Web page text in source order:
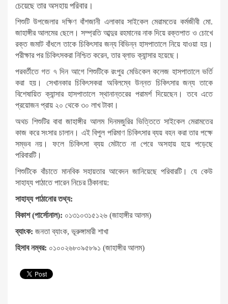
চেয়েছে তার অসহায় পরিবার।
শিশুটি উপজেলার দক্ষিণ বাঁশজানী এলাকার সাইকেল মেরামতের কর্মজীবী মো.
জাহাঙ্গীর আলমের ছেলে। সম্প্রতি আব্দুর রহমানের নাক দিয়ে রক্তপাত ও চোখে
রক্ত জমাট বাঁধলে তাকে চিকিৎসার জন্য বিভিন্ন হাসপাতালে নিয়ে যাওয়া হয়।
পরীক্ষার পর চিকিৎসকরা নিশ্চিত করেন, তার ব্লাড ক্যান্সার হয়েছে।
পরবর্তীতে গত ৭ দিন আগে শিশুটিকে রংপুর মেডিকেল কলেজ হাসপাতালে ভর্তি
করা হয়। সেখানকার চিকিৎসকরা অবিলম্বে উন্নত চিকিৎসার জন্য তাকে
বিশেষায়িত ক্যান্সার হাসপাতালে স্থানান্তরের পরামর্শ দিয়েছেন। তবে এতে
প্রয়োজন প্রায় ২০ থেকে ৩০ লাখ টাকা।
অথচ শিশুটির বাবা জাহাঙ্গীর আলম দিনমজুরির ভিত্তিতে সাইকেল মেরামতের
কাজ করে সংসার চালান। এই বিপুল পরিমাণ চিকিৎসার ব্যয় বহন করা তার পক্ষে
সম্ভব নয়। ফলে চিকিৎসা ব্যয় মেটাতে না পেরে অসহায় হয়ে পড়েছে
পরিবারটি।
শিশুটিকে বাঁচাতে মানবিক সহায়তার আবেদন জানিয়েছে পরিবারটি। যে কেউ
সাহায্য পাঠাতে পারেন নিচের ঠিকানায়:
সাহায্য পাঠানোর তথ্য:
বিকাশ (পার্সোনাল): ০১৩১০৩১৫১২৬ (জাহাঙ্গীর আলম)
ব্যাংক: জনতা ব্যাংক, ভূরুঙ্গামারী শাখা
হিসাব নম্বর: ০১০০২৬৮০৯৫৮৯১ (জাহাঙ্গীর আলম)